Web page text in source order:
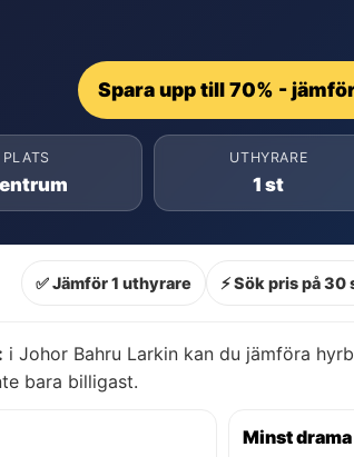
Spara upp till 70% -
PLATS UTHYRARE
1 st
✅ Jämför 1 uthyrare ⚡ Sök pris på 30
i Johor Bahru Larkin kan du jämföra
bara billigast.
Minst drama